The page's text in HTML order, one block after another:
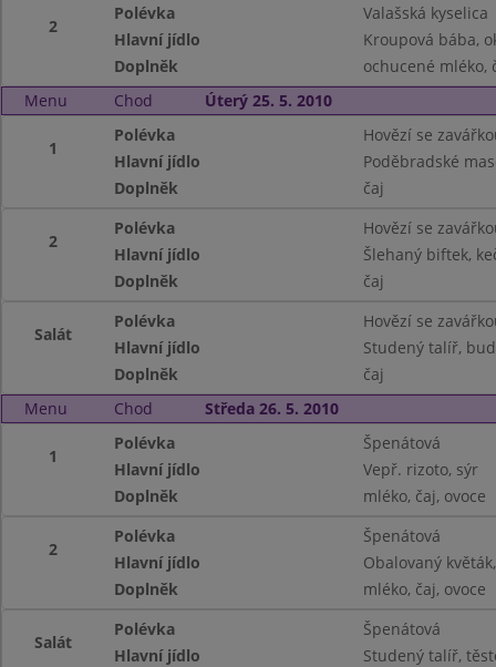
2
Polévka
Valašská kyselica
Hlavní jídlo
Kroupová bába,
Doplněk
ochucené mléko,
Menu
Chod Úterý 25. 5. 2010
1
Polévka
Hovězí se
Hlavní jídlo
Poděbradské
Doplněk
čaj
2
Polévka
Hovězí se
Hlavní jídlo
Šlehaný biftek,
Doplněk
čaj
Salát
Polévka
Hovězí se
Hlavní jídlo
Studený talíř,
Doplněk
čaj
Menu
Chod Středa 26. 5. 2010
1
Polévka
Špenátová
Hlavní jídlo
Vepř. rizoto, sýr
Doplněk
mléko, čaj, ovoce
2
Polévka
Špenátová
Hlavní jídlo
Obalovaný
Doplněk
mléko, čaj, ovoce
Salát
Polévka
Špenátová
Hlavní jídlo
Studený talíř,